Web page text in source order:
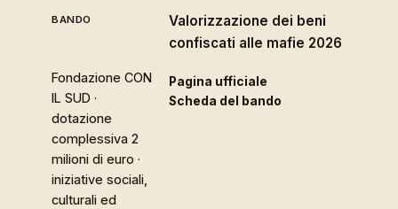
Valorizzazione dei beni
confiscati alle mafie 2026
Fondazione CON
IL SUD ·
dotazione
complessiva 2
milioni di euro ·
iniziative sociali,
culturali ed
Pagina ufficiale
Scheda del bando